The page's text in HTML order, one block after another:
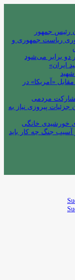
رئیس جمهور
ریاست جمهوری و
دو برابر می‌شود
ایران»
مقابل «آمریکا» در
مشارکت مردمی
پیروزی نیاز به
خورشیدی خانگی
آسیب جنگ چه کار باید